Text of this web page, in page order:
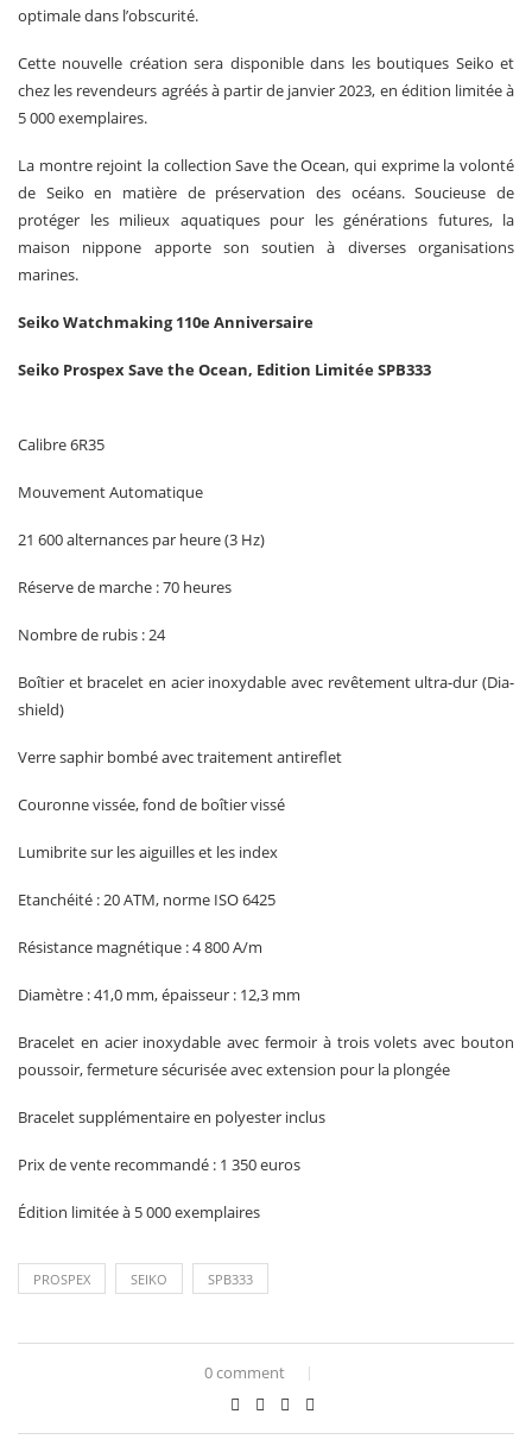
optimale dans l’obscurité.
Cette nouvelle création sera disponible dans les boutiques Seiko et
chez les revendeurs agréés à partir de janvier 2023, en édition limitée à
5 000 exemplaires.
La montre rejoint la collection Save the Ocean, qui exprime la volonté
de Seiko en matière de préservation des océans. Soucieuse de
protéger les milieux aquatiques pour les générations futures, la
maison nippone apporte son soutien à diverses organisations
marines.
Seiko Watchmaking 110e Anniversaire
Seiko Prospex Save the Ocean, Edition Limitée SPB333
Calibre 6R35
Mouvement Automatique
21 600 alternances par heure (3 Hz)
Réserve de marche : 70 heures
Nombre de rubis : 24
Boîtier et bracelet en acier inoxydable avec revêtement ultra-dur (Dia-
shield)
Verre saphir bombé avec traitement antireflet
Couronne vissée, fond de boîtier vissé
Lumibrite sur les aiguilles et les index
Etanchéité : 20 ATM, norme ISO 6425
Résistance magnétique : 4 800 A/m
Diamètre : 41,0 mm, épaisseur : 12,3 mm
Bracelet en acier inoxydable avec fermoir à trois volets avec bouton
poussoir, fermeture sécurisée avec extension pour la plongée
Bracelet supplémentaire en polyester inclus
Prix de vente recommandé : 1 350 euros
Édition limitée à 5 000 exemplaires
PROSPEX SEIKO SPB333
0 comment